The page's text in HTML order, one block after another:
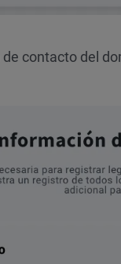
contacto del